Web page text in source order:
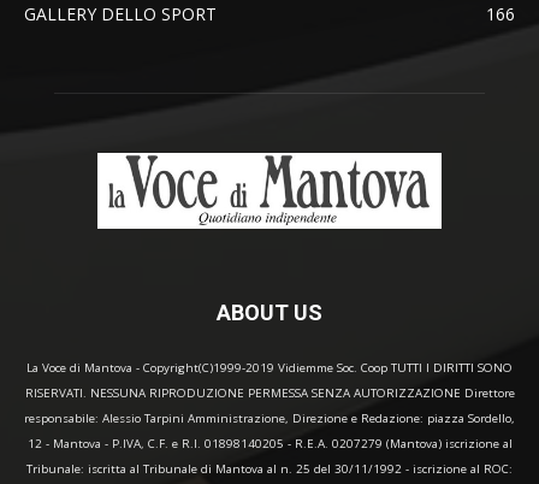
GALLERY DELLO SPORT
166
ABOUT US
La Voce di Mantova - Copyright(C)1999-2019 Vidiemme Soc. Coop TUTTI I DIRITTI SONO
RISERVATI. NESSUNA RIPRODUZIONE PERMESSA SENZA AUTORIZZAZIONE Direttore
responsabile: Alessio Tarpini Amministrazione, Direzione e Redazione: piazza Sordello,
12 - Mantova - P.IVA, C.F. e R.I. 01898140205 - R.E.A. 0207279 (Mantova) iscrizione al
Tribunale: iscritta al Tribunale di Mantova al n. 25 del 30/11/1992 - iscrizione al ROC: